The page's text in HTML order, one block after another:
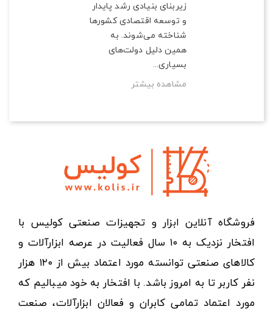
زیربنای بنیادی رشد پایدار
و توسعه اقتصادی کشورها
شناخته می‌شوند. به
همین دلیل دولت‌های
بسیاری...
مشاهده بیشتر
فروشگاه آنلاین ابزار و تجهیزات صنعتی کولیس با
افتخار نزدیک به ۱۰ سال فعالیت در عرصه ابزارآلات و
کالاهای صنعتی توانسته مورد اعتماد بیش از ۱۲۰ هزار
نفر کاربر تا به امروز باشد. با افتخار به خود میبالیم که
مورد اعتماد تمامی کابران و فعالان ابزارآلات، صنعت